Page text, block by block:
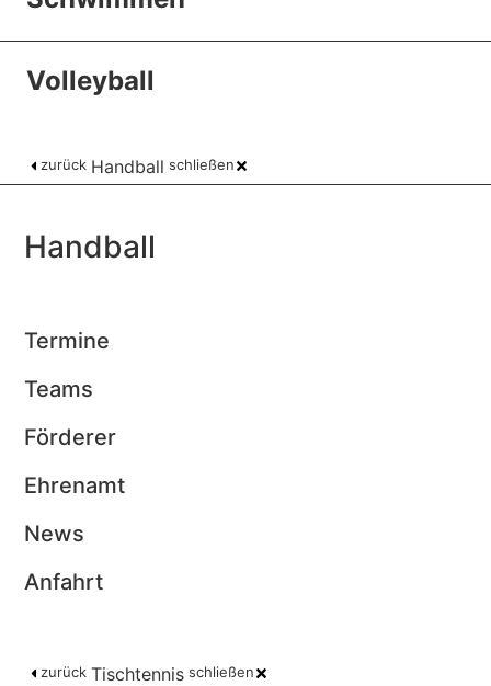
Volleyball
zurück Handball schließen
Handball
Termine
Teams
Förderer
Ehrenamt
News
Anfahrt
zurück Tischtennis schließen